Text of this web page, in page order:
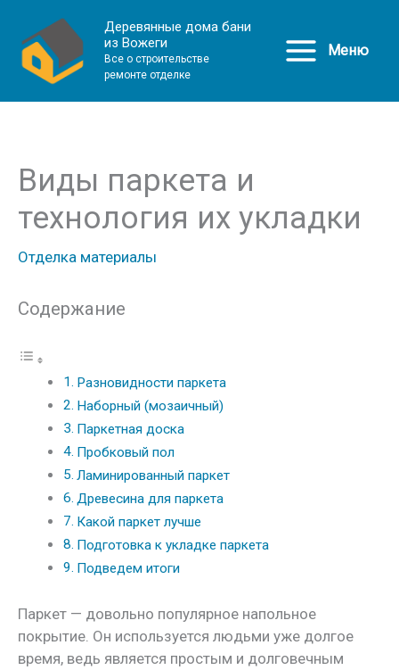
Деревянные дома бани
из Вожеги
Все о строительстве
ремонте отделке
Меню
Виды паркета и
технология их укладки
Отделка материалы
Содержание
Разновидности паркета
Наборный (мозаичный)
Паркетная доска
Пробковый пол
Ламинированный паркет
Древесина для паркета
Какой паркет лучше
Подготовка к укладке паркета
Подведем итоги
Паркет — довольно популярное напольное
покрытие. Он используется людьми уже долгое
время, ведь является простым и долговечным